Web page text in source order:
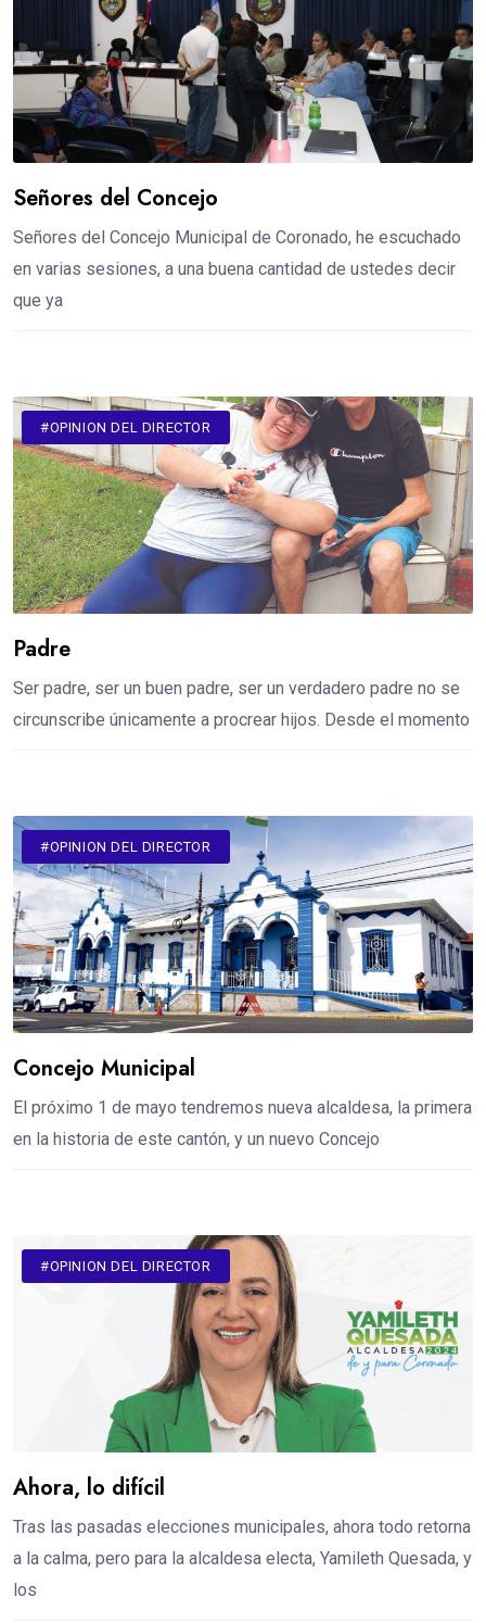
Señores del Concejo
Señores del Concejo Municipal de Coronado, he escuchado
en varias sesiones, a una buena cantidad de ustedes decir
que ya
#OPINION DEL DIRECTOR
Padre
Ser padre, ser un buen padre, ser un verdadero padre no se
circunscribe únicamente a procrear hijos. Desde el momento
#OPINION DEL DIRECTOR
Concejo Municipal
El próximo 1 de mayo tendremos nueva alcaldesa, la primera
en la historia de este cantón, y un nuevo Concejo
#OPINION DEL DIRECTOR
Ahora, lo difícil
Tras las pasadas elecciones municipales, ahora todo retorna
a la calma, pero para la alcaldesa electa, Yamileth Quesada, y
los